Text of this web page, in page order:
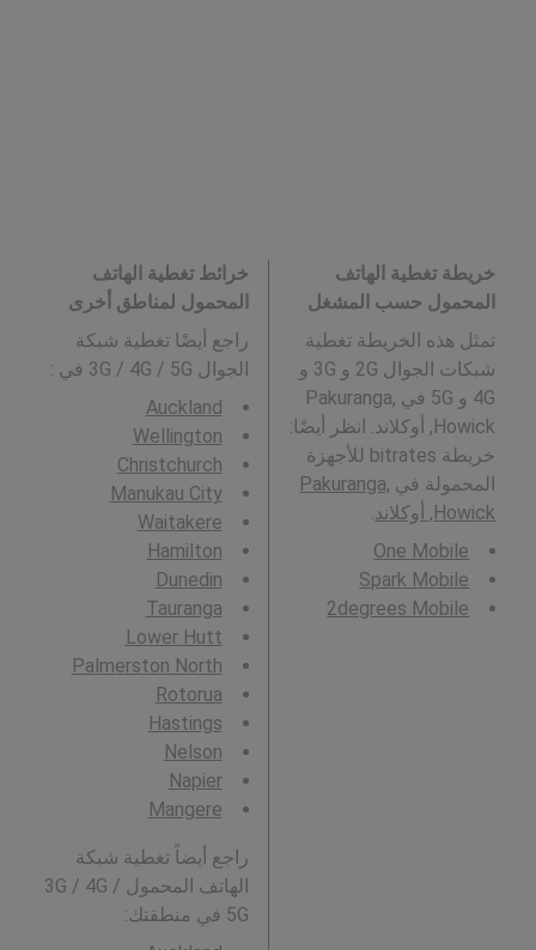
خريطة تغطية الهاتف
المحمول حسب المشغل
تمثل هذه الخريطة تغطية
شبكات الجوال 2G و 3G و
4G و 5G في Pakuranga,
Howick, أوكلاند. انظر أيضًا:
خريطة bitrates للأجهزة
المحمولة في Pakuranga,
Howick, أوكلاند
One Mobile
Spark Mobile
2degrees Mobile
خرائط تغطية الهاتف
المحمول لمناطق أخرى
راجع أيضًا تغطية شبكة
الجوال 3G / 4G / 5G في
:
Auckland
Wellington
Christchurch
Manukau City
Waitakere
Hamilton
Dunedin
Tauranga
Lower Hutt
Palmerston North
Rotorua
Hastings
Nelson
Napier
Mangere
راجع أيضاً تغطية شبكة
الهاتف المحمول 3G / 4G /
5G في منطقتك: